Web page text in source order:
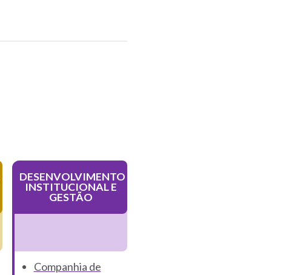
DESENVOLVIMENTO
INSTITUCIONAL E
GESTÃO
Companhia de